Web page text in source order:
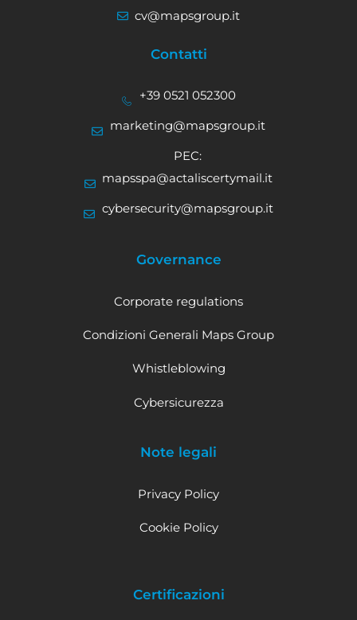
cv@mapsgroup.it
Contatti
+39 0521 052300
marketing@mapsgroup.it
PEC:
mapsspa@actaliscertymail.it
cybersecurity@mapsgroup.it
Governance
Corporate regulations
Condizioni Generali Maps Group
Whistleblowing
Cybersicurezza
Note legali
Privacy Policy
Cookie Policy
Certificazioni